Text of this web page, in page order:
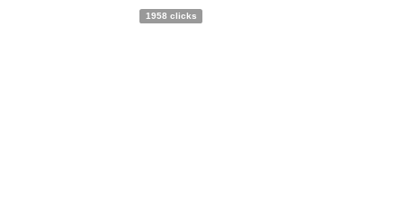
1958 clicks